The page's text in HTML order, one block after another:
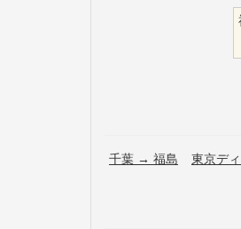
千葉 → 福島 東京デ